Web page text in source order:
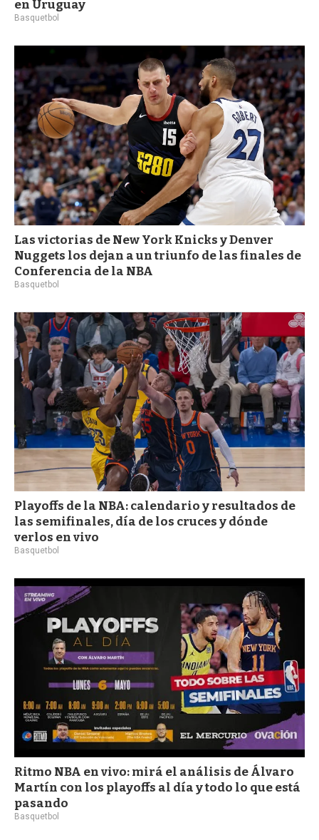
en Uruguay
Basquetbol
Las victorias de New York Knicks y Denver
Nuggets los dejan a un triunfo de las finales de
Conferencia de la NBA
Basquetbol
Playoffs de la NBA: calendario y resultados de
las semifinales, día de los cruces y dónde
verlos en vivo
Basquetbol
Ritmo NBA en vivo: mirá el análisis de Álvaro
Martín con los playoffs al día y todo lo que está
pasando
Basquetbol